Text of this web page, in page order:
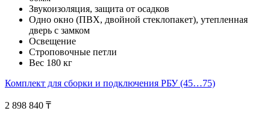
Звукоизоляция, защита от осадков
Одно окно (ПВХ, двойной стеклопакет), утепленная
дверь с замком
Освещение
Строповочные петли
Вес 180 кг
Комплект для сборки и подключения РБУ (45…75)
2 898 840 ₸